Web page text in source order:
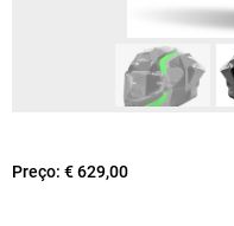
Preço: € 629,00